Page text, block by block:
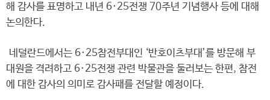
해 감사를 표명하고 내년 6·25전쟁 70주년 기념행사 등에 대해
논의한다.
네덜란드에서는 6·25참전부대인 ‘반호이츠부대’를 방문해 부
대원을 격려하고 6·25전쟁 관련 박물관을 둘러보는 한편, 참전
에 대한 감사의 의미로 감사패를 전달할 예정이다.